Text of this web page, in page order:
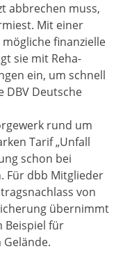
abbrechen muss,
Mit einer
finanzielle
sie mit Reha-
ein, um schnell
DBV Deutsche
rund um
Tarif „Unfall
schon bei
Für dbb Mitglieder
von
übernimmt
Beispiel für